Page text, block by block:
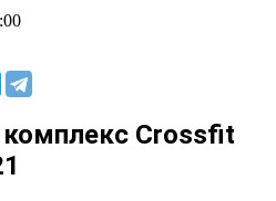
комплекс Crossfit